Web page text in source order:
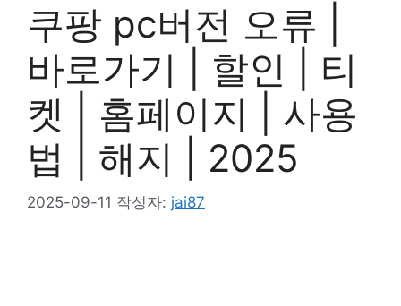
쿠팡 pc버전 오류 |
바로가기 | 할인 | 티
켓 | 홈페이지 | 사용
법 | 해지 | 2025
2025-09-11 작성자: jai87